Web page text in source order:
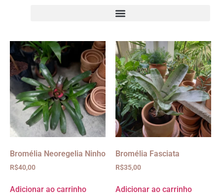
Bromélia Neoregelia Ninho
R$40,00
Adicionar ao carrinho
Bromélia Fasciata
R$35,00
Adicionar ao carrinho